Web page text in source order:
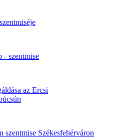
- szentmise
az Ercsi
szentmise Székesfehérváron